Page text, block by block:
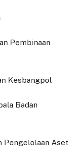
Pembinaan
Kesbangpol
Badan
Pengelolaan Aset